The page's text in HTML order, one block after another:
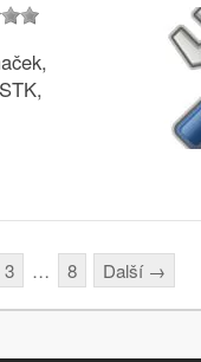
3 … 8 Další →